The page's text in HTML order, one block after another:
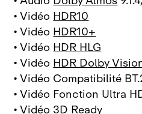
• VidéoHDR10
• VidéoHDR10+
• VidéoHDR HLG
• VidéoHDR Dolby
• Vidéo Compatibilité
• Vidéo Fonction Ultra
• Vidéo3D Ready